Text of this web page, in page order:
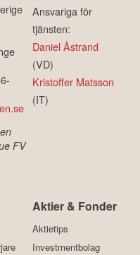
FV
Ansvariga för
tjänsten:
Daniel Åstrand
(VD)
Kristoffer Matsson
(IT)
Aktier & Fonder
Aktietips
Investmentbolag